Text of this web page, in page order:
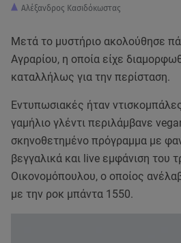
Αλέξανδρος Κασιδόκωστας
Μετά το μυστήριο ακολούθησε
Αγραρίου, η οποία είχε
καταλλήλως για την περίσταση.
Εντυπωσιακές ήταν
γαμήλιο γλέντι περιλάμβανε
σκηνοθετημένο πρόγραμμα με
βεγγαλικά και live εμφάνιση του
Οικονομόπουλου, ο οποίος
με την ροκ μπάντα 1550.